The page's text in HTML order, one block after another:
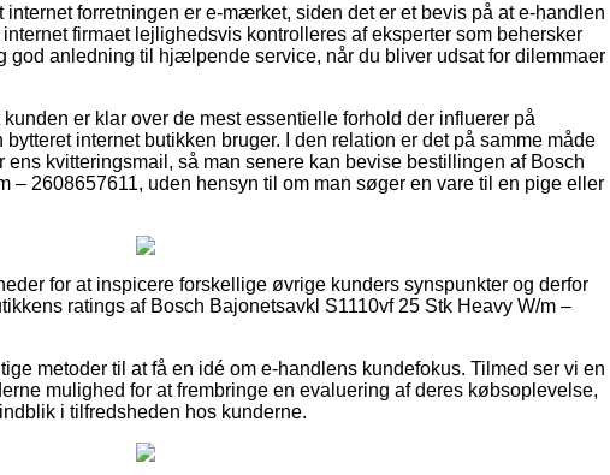
forretningen er e-mærket, siden det er et bevis på at e-handlen
firmaet lejlighedsvis kontrolleres af eksperter som behersker
god anledning til hjælpende service, når du bliver udsat for dilemmaer
er klar over de mest essentielle forhold der influerer på
internet butikken bruger. I den relation er det på samme måde
kvitteringsmail, så man senere kan bevise bestillingen af Bosch
– 2608657611, uden hensyn til om man søger en vare til en pige eller
for at inspicere forskellige øvrige kunders synspunkter og derfor
ratings af Bosch Bajonetsavkl S1110vf 25 Stk Heavy W/m –
metoder til at få en idé om e-handlens kundefokus. Tilmed ser vi en
mulighed for at frembringe en evaluering af deres købsoplevelse,
i tilfredsheden hos kunderne.